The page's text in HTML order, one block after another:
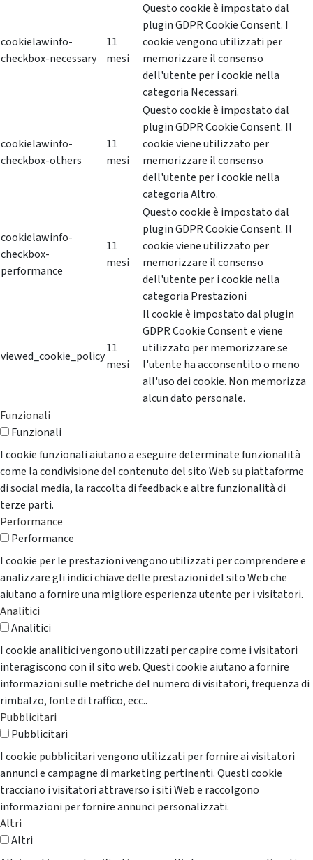
cookielawinfo-
checkbox-necessary
11
mesi
Questo cookie è impostato dal
plugin GDPR Cookie Consent. I
cookie vengono utilizzati per
memorizzare il consenso
dell'utente per i cookie nella
categoria Necessari.
cookielawinfo-
checkbox-others
11
mesi
Questo cookie è impostato dal
plugin GDPR Cookie Consent. Il
cookie viene utilizzato per
memorizzare il consenso
dell'utente per i cookie nella
categoria Altro.
cookielawinfo-
checkbox-
performance
11
mesi
Questo cookie è impostato dal
plugin GDPR Cookie Consent. Il
cookie viene utilizzato per
memorizzare il consenso
dell'utente per i cookie nella
categoria Prestazioni
viewed_cookie_policy
11
mesi
Il cookie è impostato dal plugin
GDPR Cookie Consent e viene
utilizzato per memorizzare se
l'utente ha acconsentito o meno
all'uso dei cookie. Non memorizza
alcun dato personale.
Funzionali
Funzionali
I cookie funzionali aiutano a eseguire determinate funzionalità
come la condivisione del contenuto del sito Web su piattaforme
di social media, la raccolta di feedback e altre funzionalità di
terze parti.
Performance
Performance
I cookie per le prestazioni vengono utilizzati per comprendere e
analizzare gli indici chiave delle prestazioni del sito Web che
aiutano a fornire una migliore esperienza utente per i visitatori.
Analitici
Analitici
I cookie analitici vengono utilizzati per capire come i visitatori
interagiscono con il sito web. Questi cookie aiutano a fornire
informazioni sulle metriche del numero di visitatori, frequenza di
rimbalzo, fonte di traffico, ecc..
Pubblicitari
Pubblicitari
I cookie pubblicitari vengono utilizzati per fornire ai visitatori
annunci e campagne di marketing pertinenti. Questi cookie
tracciano i visitatori attraverso i siti Web e raccolgono
informazioni per fornire annunci personalizzati.
Altri
Altri